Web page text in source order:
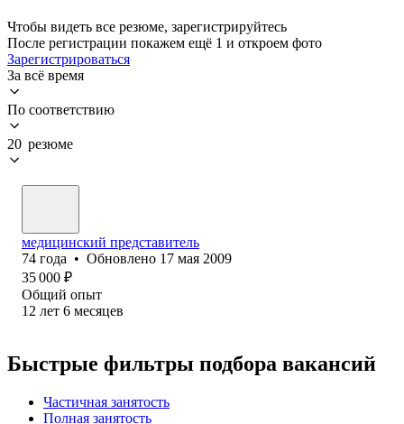
Чтобы видеть все резюме, зарегистрируйтесь
После регистрации покажем ещё 1 и откроем фото
Зарегистрироваться
За всё время
По соответствию
20 резюме
медицинский представитель
74 года • Обновлено 17 мая 2009
35 000 ₽
Общий опыт
12 лет 6 месяцев
Быстрые фильтры подбора вакансий
Частичная занятость
Полная занятость